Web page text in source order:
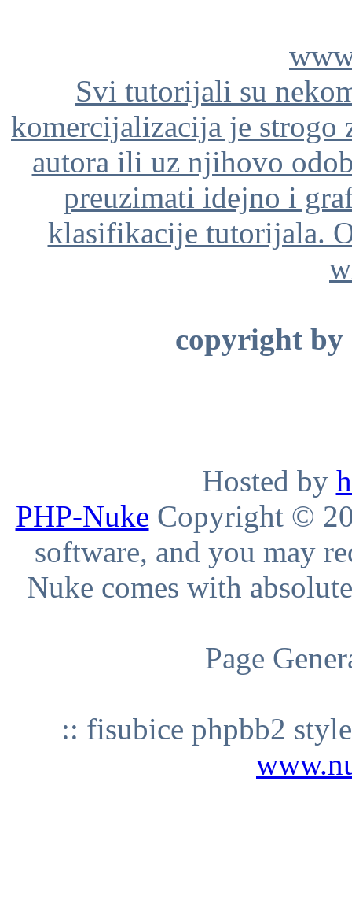
Svi tutorijali su
komercijalizacija je strogo
autora ili uz njihovo
preuzimati idejno i
klasifikacije tutorijala.
copyright by
Hosted by
PHP-Nuke Copyright ©
software, and you may
Nuke comes with
Page
:: fisubice phpbb2